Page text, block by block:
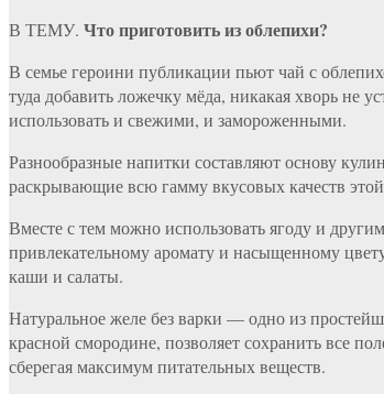
В ТЕМУ. Что приготовить из облепихи?
В семье героини публикации пьют чай с
туда добавить ложечку мёда, никакая хворь не
использовать и свежими, и замороженными.
Разнообразные напитки составляют основу
раскрывающие всю гамму вкусовых качеств
Вместе с тем можно использовать ягоду и
привлекательному аромату и насыщенному
каши и салаты.
Натуральное желе без варки — одно из
красной смородине, позволяет сохранить все
сберегая максимум питательных веществ.